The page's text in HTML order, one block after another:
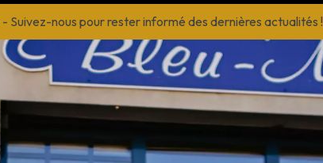
- Suivez-nous pour rester informé des dernières actualités !